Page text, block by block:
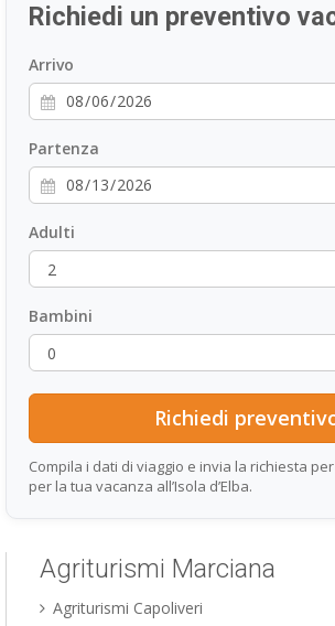
Richiedi un preventivo
Arrivo
Partenza
Adulti
Bambini
Compila i dati di viaggio e invia la richiesta
per la tua vacanza all’Isola d’Elba.
Agriturismi Marciana
Agriturismi Capoliveri